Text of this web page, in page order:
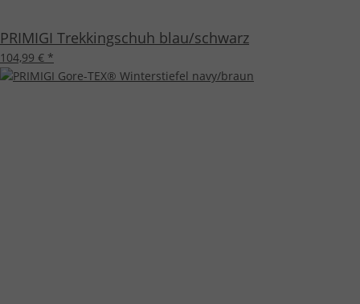
PRIMIGI Trekkingschuh blau/schwarz
104,99 € *